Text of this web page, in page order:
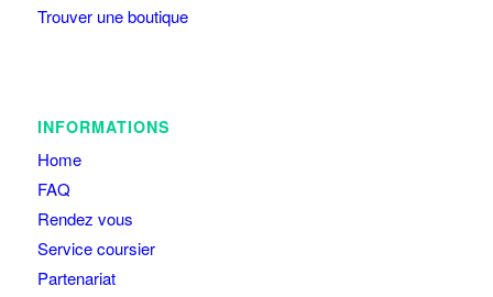
Trouver une boutique
INFORMATIONS
Home
FAQ
Rendez vous
Service coursier
Partenariat